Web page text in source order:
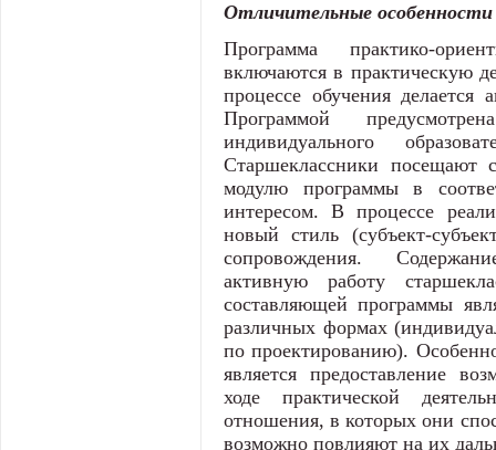
Отличительные
Программа практико-
включаются в практическую
процессе обучения делается
Программой
индивидуального
Старшеклассники посещают
модулю программы в
интересом. В процессе
новый стиль (субъект-
сопровождения.
активную работу
составляющей программы
различных формах
по проектированию).
является предоставление
ходе практической
отношения, в которых они
возможно повлияют на их